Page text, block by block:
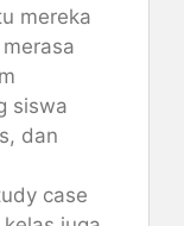
mereka
siswa
dan
case